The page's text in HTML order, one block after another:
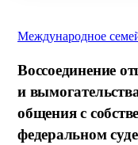
Международное
Воссоединение
и
общения с
федеральном